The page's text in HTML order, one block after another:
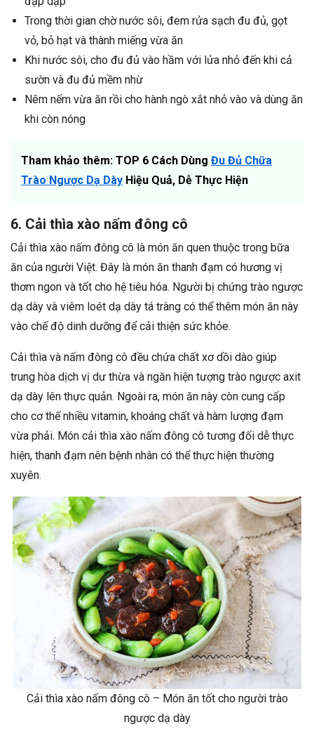
Trong thời gian chờ nước sôi, đem rửa sạch đu đủ, gọt
vỏ, bỏ hạt và thành miếng vừa ăn
Khi nước sôi, cho đu đủ vào hầm với lửa nhỏ đến khi cả
sườn và đu đủ mềm nhừ
Nêm nếm vừa ăn rồi cho hành ngò xắt nhỏ vào và dùng ăn
khi còn nóng
Tham khảo thêm: TOP 6 Cách Dùng Đu Đủ Chữa
Trào Ngược Dạ Dày Hiệu Quả, Dễ Thực Hiện
6. Cải thìa xào nấm đông cô
Cải thìa xào nấm đông cô là món ăn quen thuộc trong bữa
ăn của người Việt. Đây là món ăn thanh đạm có hương vị
thơm ngon và tốt cho hệ tiêu hóa. Người bị chứng trào ngược
dạ dày và viêm loét dạ dày tá tràng có thể thêm món ăn này
vào chế độ dinh dưỡng để cải thiện sức khỏe.
Cải thìa và nấm đông cô đều chứa chất xơ dồi dào giúp
trung hòa dịch vị dư thừa và ngăn hiện tượng trào ngược axit
dạ dày lên thực quản. Ngoài ra, món ăn này còn cung cấp
cho cơ thể nhiều vitamin, khoáng chất và hàm lượng đạm
vừa phải. Món cải thìa xào nấm đông cô tương đối dễ thực
hiện, thanh đạm nên bệnh nhân có thể thực hiện thường
xuyên.
Cải thìa xào nấm đông cô – Món ăn tốt cho người trào
ngược dạ dày